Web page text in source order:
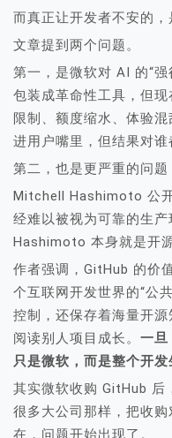
而真正让开发者不安的，
文章提到两个问题。
第一，是微软对 AI 的“
包装成革命性工具，但
限制、额度缩水、体验
进用户嘴里，但结果对谁
第二，也是更严重的问题
Mitchell Hashimoto 公
经难以被视为可靠的生
Hashimoto 本身就是开
作者强调，GitHub 的价
个互联网开发世界的“公
控制，还保存着海量开
阅读别人项目成长。 一
只是微软，而是整个开发
其实微软收购 GitHub 后
很多大公司那样，把收
在，问题开始出现了。